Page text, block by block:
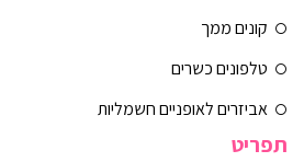
קונים ממך
טלפונים כשרים
אביזרים לאופניים חשמליות
תפריט